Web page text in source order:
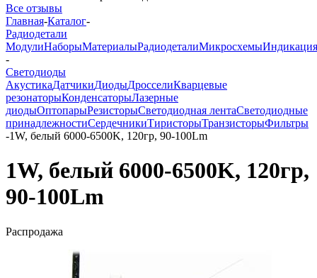
Все отзывы
Главная-Каталог-
Радиодетали
МодулиНаборыМатериалыРадиодеталиМикросхемыИндикация
-
Светодиоды
АкустикаДатчикиДиодыДросселиКварцевые
резонаторыКонденсаторыЛазерные
диодыОптопарыРезисторыСветодиодная лентаСветодиодные
принадлежностиСердечникиТиристорыТранзисторыФильтры
-1W, белый 6000-6500K, 120гр, 90-100Lm
1W, белый 6000-6500K, 120гр,
90-100Lm
Распродажа